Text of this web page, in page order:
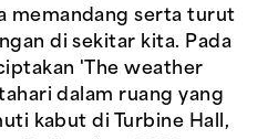
memandang serta turut
di sekitar kita. Pada
'The weather
dalam ruang yang
kabut di Turbine Hall,